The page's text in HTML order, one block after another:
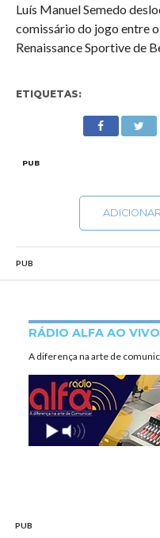
Luís Manuel Semedo
comissário do jogo entre
Renaissance Sportive de
ETIQUETAS:
PUB
PUB
RÁDIO ALFA AO VIVO
A diferença na arte de
PUB